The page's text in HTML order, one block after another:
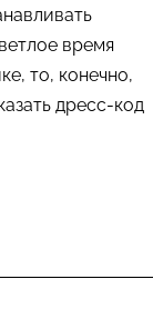
время
то, конечно,
дресс-код